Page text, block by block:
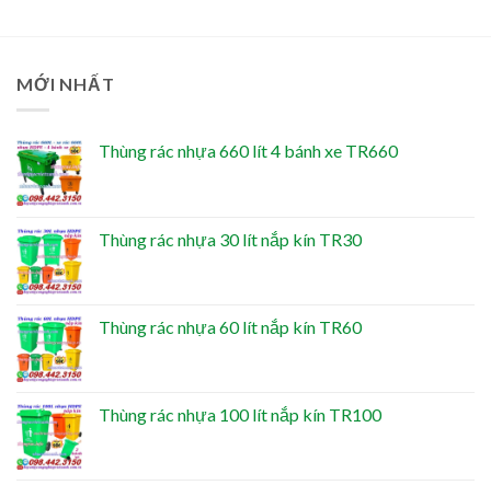
MỚI NHẤT
Thùng rác nhựa 660 lít 4 bánh xe TR660
Thùng rác nhựa 30 lít nắp kín TR30
Thùng rác nhựa 60 lít nắp kín TR60
Thùng rác nhựa 100 lít nắp kín TR100